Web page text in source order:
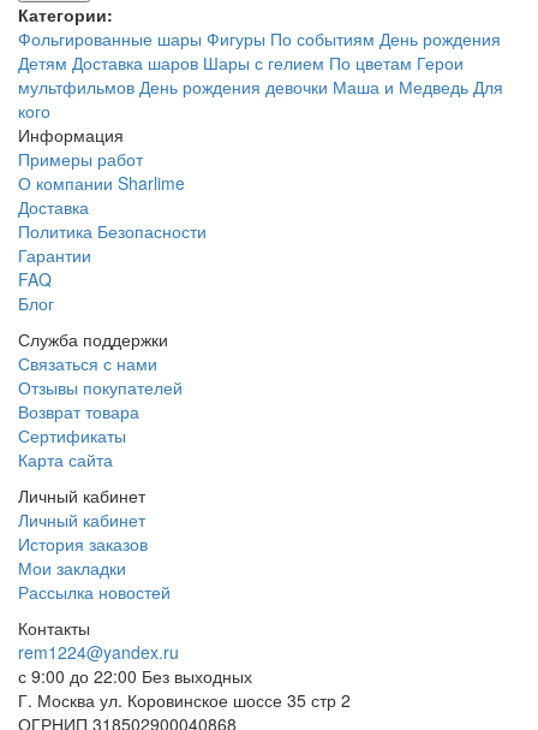
Категории:
Фольгированные шары Фигуры По событиям День рождения
Детям Доставка шаров Шары с гелием По цветам Герои
мультфильмов День рождения девочки Маша и Медведь Для
кого
Информация
Примеры работ
О компании Sharlime
Доставка
Политика Безопасности
Гарантии
FAQ
Блог
Служба поддержки
Связаться с нами
Отзывы покупателей
Возврат товара
Сертификаты
Карта сайта
Личный кабинет
Личный кабинет
История заказов
Мои закладки
Рассылка новостей
Контакты
rem1224@yandex.ru
с 9:00 до 22:00 Без выходных
Г. Москва ул. Коровинское шоссе 35 стр 2
ОГРНИП 318502900040868